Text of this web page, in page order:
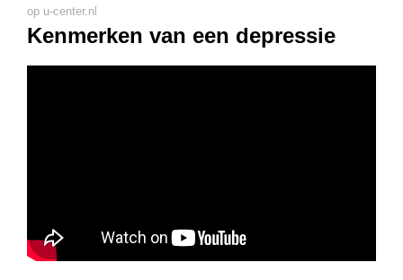
op u-center.nl
Kenmerken van een depressie